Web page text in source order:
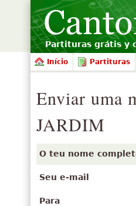
Partituras grátis y
Início Partituras
Enviar uma
JARDIM
O teu nome
Seu e-mail
Para